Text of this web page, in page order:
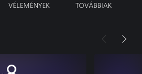
VÉLEMÉNYEK TOVÁBBIAK